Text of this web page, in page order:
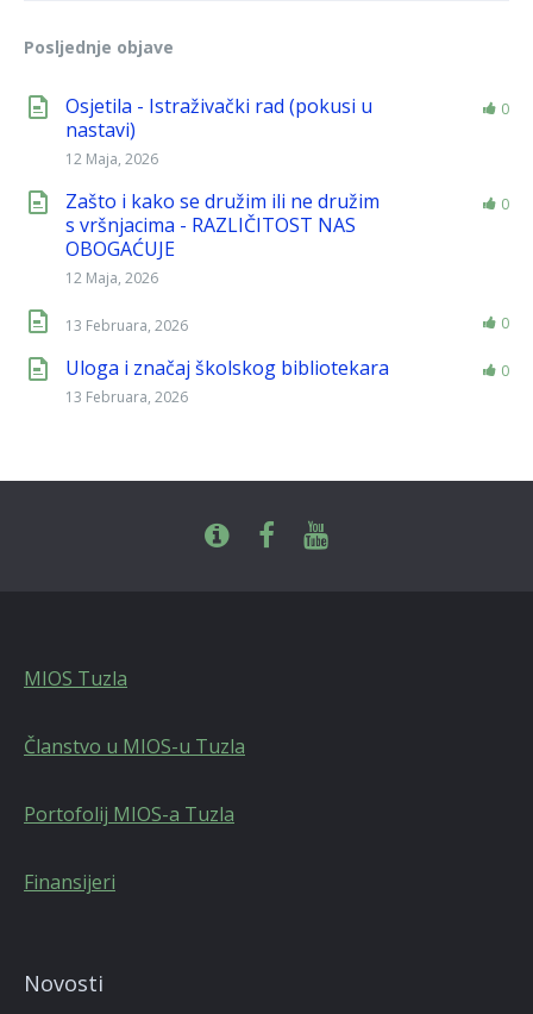
Posljednje objave
Osjetila - Istraživački rad (pokusi u
nastavi)
12 Maja, 2026
0
Zašto i kako se družim ili ne družim
s vršnjacima - RAZLIČITOST NAS
OBOGAĆUJE
12 Maja, 2026
0
13 Februara, 2026 0
Uloga i značaj školskog bibliotekara
13 Februara, 2026
0
MIOS Tuzla
Članstvo u MIOS-u Tuzla
Portofolij MIOS-a Tuzla
Finansijeri
Novosti